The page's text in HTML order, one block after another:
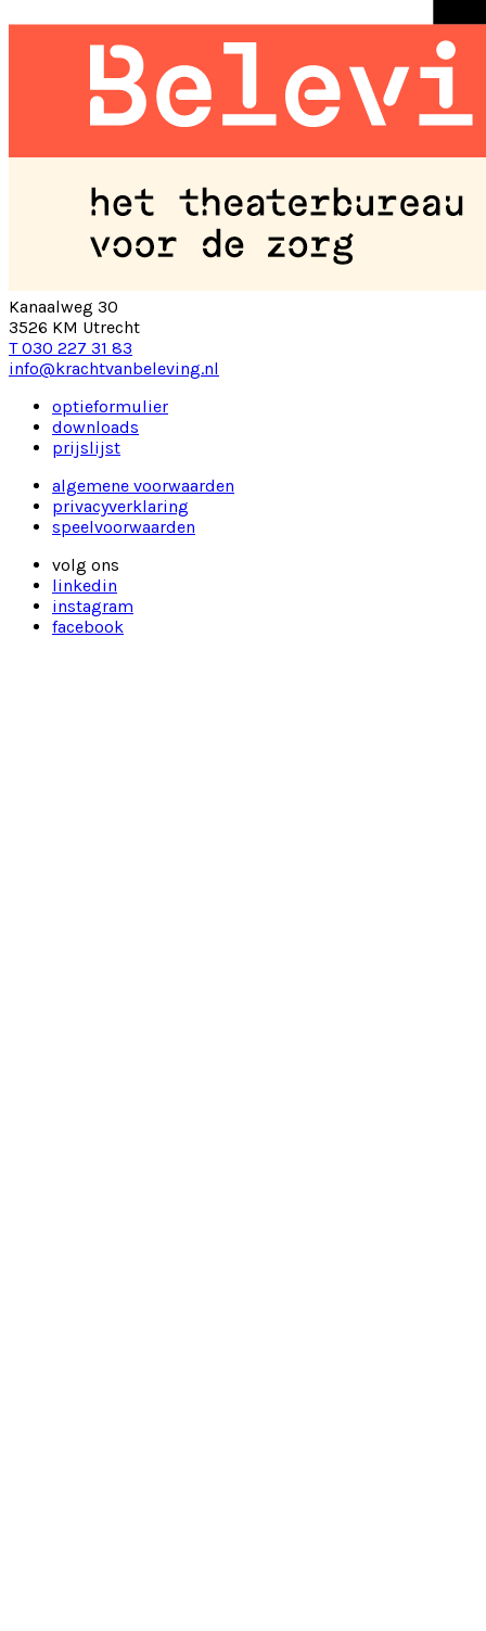
Kanaalweg 30
3526 KM Utrecht
T 030 227 31 83
info@krachtvanbeleving.nl
optieformulier
downloads
prijslijst
algemene voorwaarden
privacyverklaring
speelvoorwaarden
volg ons
linkedin
instagram
facebook